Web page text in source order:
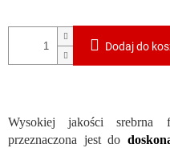
Dodaj do
Wysokiej jakości srebrna
przeznaczona jest do